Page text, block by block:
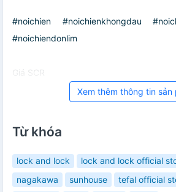
#noichien #noichienkhongdau
#noichiendonlim
Giá SCR
Xem thêm thông tin sản
Từ khóa
lock and lock lock and lock official
nagakawa
sunhouse tefal official